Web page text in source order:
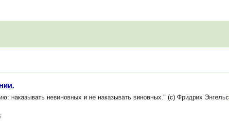
наказывать невиновных и не наказывать виновных." (с) Фридрих Энгельс